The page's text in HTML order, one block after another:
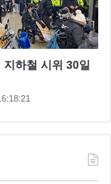
지하철 시위 30일